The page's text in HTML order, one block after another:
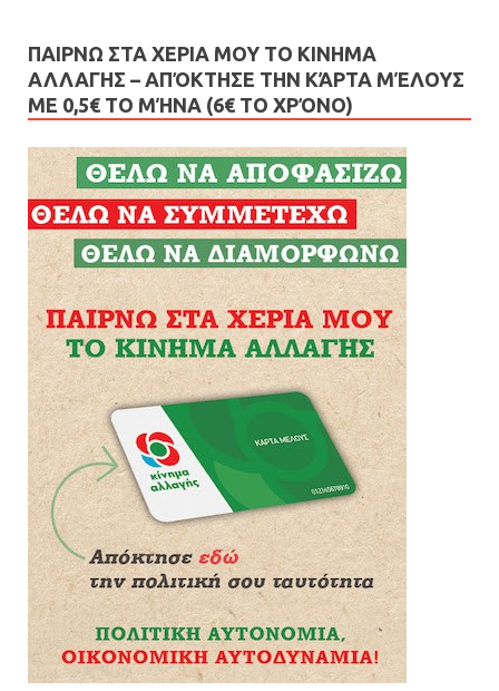
ΠΑΙΡΝΩ ΣΤΑ ΧΕΡΙΑ ΜΟΥ ΤΟ ΚΙΝΗΜΑ
ΑΛΛΑΓΗΣ – AΠΌΚΤΗΣΕ ΤΗΝ ΚΆΡΤΑ ΜΈΛΟΥΣ
ΜΕ 0,5€ ΤΟ ΜΉΝΑ (6€ ΤΟ ΧΡΌΝΟ)